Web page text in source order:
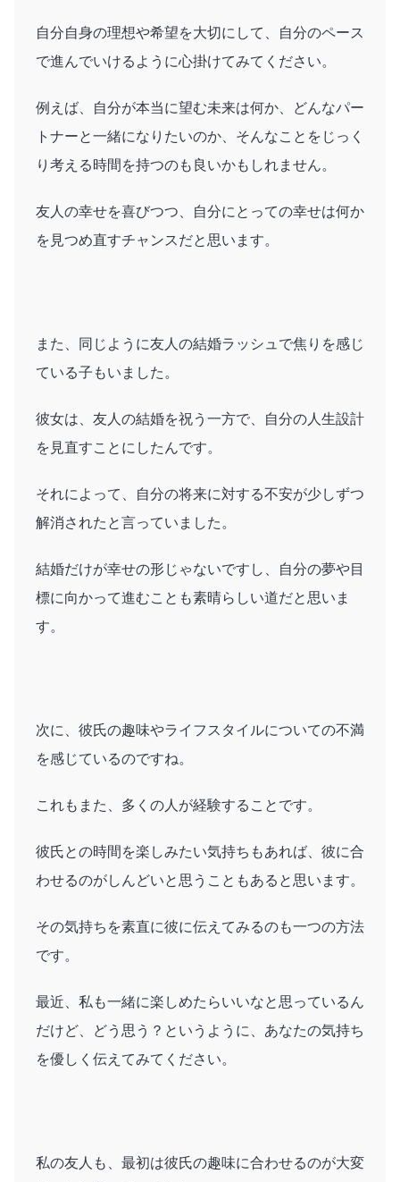
自分自身の理想や希望を大切にして、自分のペース
で進んでいけるように心掛けてみてください。
例えば、自分が本当に望む未来は何か、どんなパー
トナーと一緒になりたいのか、そんなことをじっく
り考える時間を持つのも良いかもしれません。
友人の幸せを喜びつつ、自分にとっての幸せは何か
を見つめ直すチャンスだと思います。
また、同じように友人の結婚ラッシュで焦りを感じ
ている子もいました。
彼女は、友人の結婚を祝う一方で、自分の人生設計
を見直すことにしたんです。
それによって、自分の将来に対する不安が少しずつ
解消されたと言っていました。
結婚だけが幸せの形じゃないですし、自分の夢や目
標に向かって進むことも素晴らしい道だと思いま
す。
次に、彼氏の趣味やライフスタイルについての不満
を感じているのですね。
これもまた、多くの人が経験することです。
彼氏との時間を楽しみたい気持ちもあれば、彼に合
わせるのがしんどいと思うこともあると思います。
その気持ちを素直に彼に伝えてみるのも一つの方法
です。
最近、私も一緒に楽しめたらいいなと思っているん
だけど、どう思う？というように、あなたの気持ち
を優しく伝えてみてください。
私の友人も、最初は彼氏の趣味に合わせるのが大変